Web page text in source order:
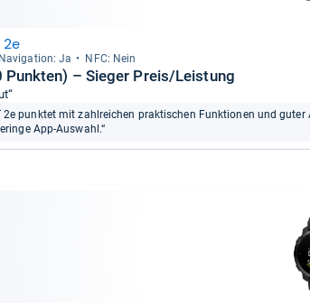
2e
Ja NFC: Nein
Punkten) – Sieger Preis/Leistung
2e punktet mit zahlreichen praktischen Funktionen und guter
App-Auswahl.“